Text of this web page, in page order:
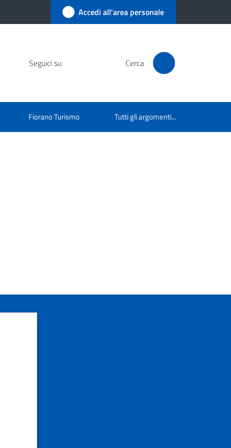
Accedi all'area personale
Seguici su Cerca
Fiorano Turismo Tutti gli argomenti...